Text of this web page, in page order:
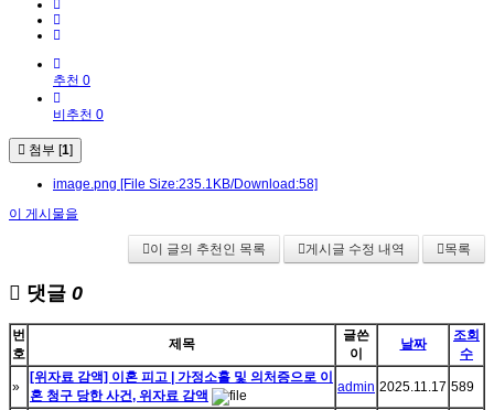
추천 0
비추천 0
첨부 [1]
image.png [File Size:235.1KB/Download:58]
이 게시물을
이 글의 추천인 목록 게시글 수정 내역 목록
댓글 0
번
호
제목
글쓴
이
날짜
조회
수
»
[위자료 감액] 이혼 피고 | 가정소홀 및 의처증으로 이
혼 청구 당한 사건, 위자료 감액
admin 2025.11.17 589